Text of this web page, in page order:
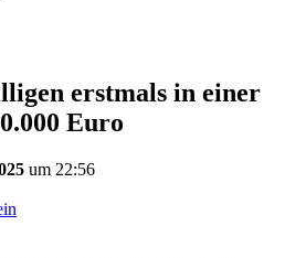
erstmals in einer
Euro
um 22:56